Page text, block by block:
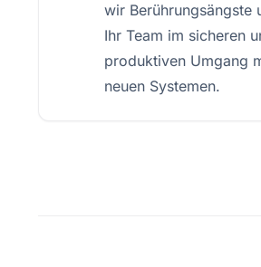
wir Berührungsängste
Ihr Team im sicheren
produktiven Umgang
neuen Systemen.